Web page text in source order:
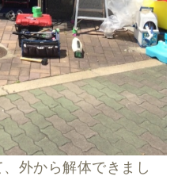
外から解体できまし